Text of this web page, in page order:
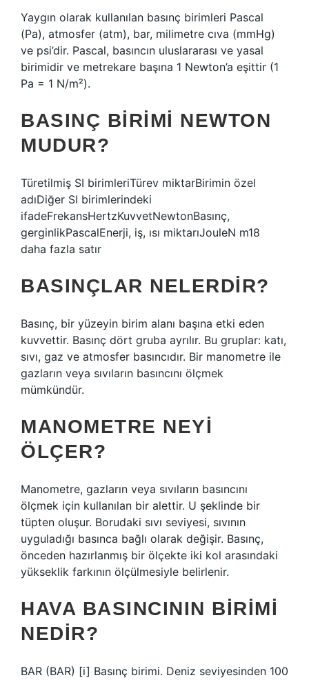
Yaygın olarak kullanılan basınç birimleri Pascal
(Pa), atmosfer (atm), bar, milimetre cıva (mmHg)
ve psi’dir. Pascal, basıncın uluslararası ve yasal
birimidir ve metrekare başına 1 Newton’a eşittir (1
Pa = 1 N/m²).
BASINÇ BIRIMI NEWTON
MUDUR?
Türetilmiş SI birimleriTürev miktarBirimin özel
adıDiğer SI birimlerindeki
ifadeFrekansHertzKuvvetNewtonBasınç,
gerginlikPascalEnerji, iş, ısı miktarıJouleN m18
daha fazla satır
BASINÇLAR NELERDIR?
Basınç, bir yüzeyin birim alanı başına etki eden
kuvvettir. Basınç dört gruba ayrılır. Bu gruplar: katı,
sıvı, gaz ve atmosfer basıncıdır. Bir manometre ile
gazların veya sıvıların basıncını ölçmek
mümkündür.
MANOMETRE NEYI
ÖLÇER?
Manometre, gazların veya sıvıların basıncını
ölçmek için kullanılan bir alettir. U şeklinde bir
tüpten oluşur. Borudaki sıvı seviyesi, sıvının
uyguladığı basınca bağlı olarak değişir. Basınç,
önceden hazırlanmış bir ölçekte iki kol arasındaki
yükseklik farkının ölçülmesiyle belirlenir.
HAVA BASINCININ BIRIMI
NEDIR?
BAR (BAR) [i] Basınç birimi. Deniz seviyesinden 100